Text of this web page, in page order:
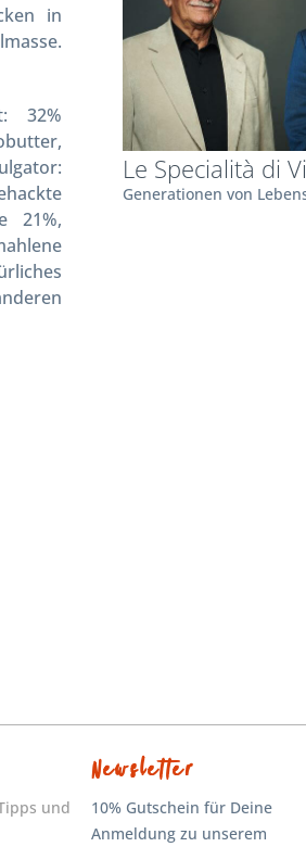
in
32%
21%,
Le Specialità di
Generationen von
und
Newsletter
10% Gutschein für Deine
Anmeldung zu unserem